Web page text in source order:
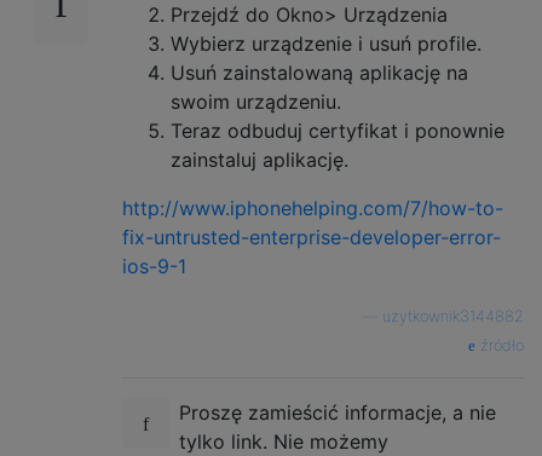
Przejdź do Okno> Urządzenia
Wybierz urządzenie i usuń profile.
Usuń zainstalowaną aplikację na
swoim urządzeniu.
Teraz odbuduj certyfikat i ponownie
zainstaluj aplikację.
http://www.iphonehelping.com/7/how-to-
fix-untrusted-enterprise-developer-error-
ios-9-1
użytkownik3144882
źródło
Proszę zamieścić informacje, a nie
tylko link. Nie możemy